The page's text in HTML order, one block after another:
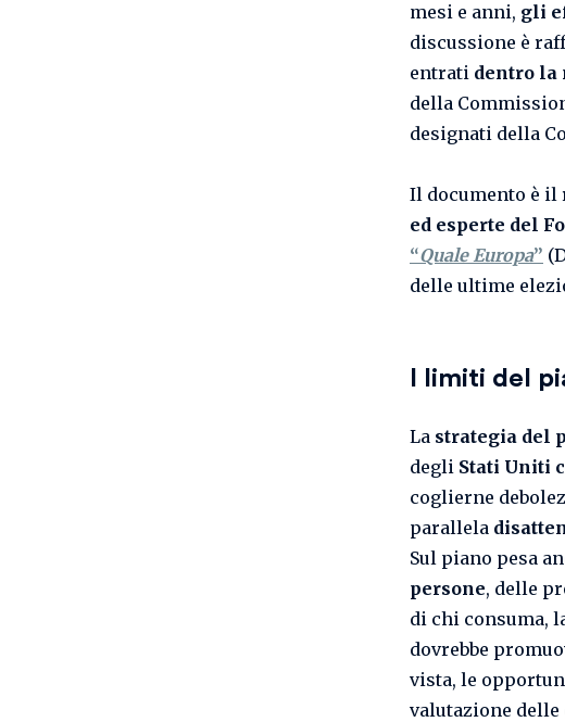
mesi e anni, gli
discussione è
entrati dentro la
della
designati della
Il documento è il
ed esperte del
“Quale Europa”
delle ultime
I limiti del
La strategia del
degli Stati Uniti
coglierne
parallela
Sul piano pesa
persone, delle
di chi consuma,
dovrebbe
vista, le
valutazione delle